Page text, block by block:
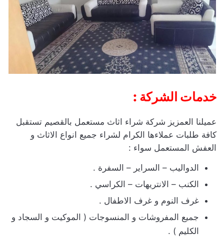
خدمات الشركة :
عميلنا العمزيز شركة شراء اثاث مستعمل بالقصيم تستقبل
كافة طلبات عملاءها الكرام لشراء جميع انواع الاثاث و
العفش المستعمل سواء :
الدواليب – السراير – السفرة .
الكنب – الانتريهات – الكراسي .
غرف النوم و غرف الاطفال .
جميع المفروشات و المنسوجات ( الموكيت و السجاد و
الكليم ) .